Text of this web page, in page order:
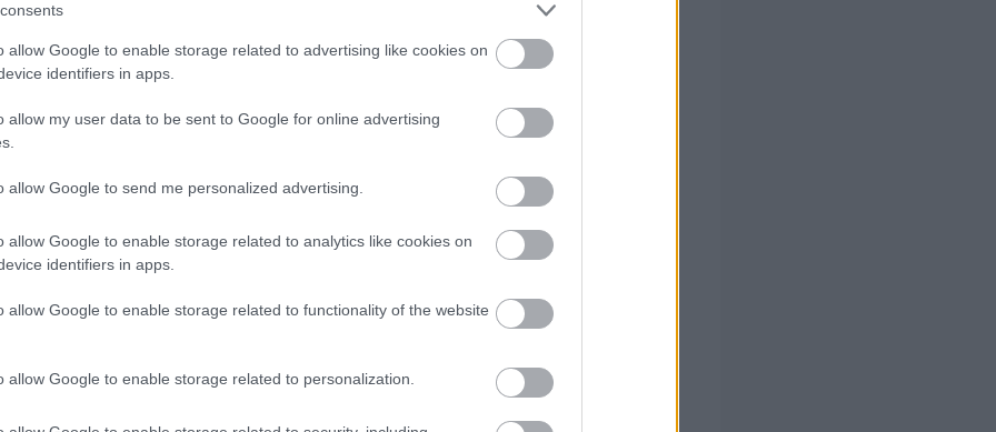
allow Google to enable storage related to advertising like cookies on
identifiers in apps.
allow my user data to be sent to Google for online advertising
allow Google to send me personalized advertising.
allow Google to enable storage related to analytics like cookies on
identifiers in apps.
allow Google to enable storage related to functionality of the website
allow Google to enable storage related to personalization.
το οποίο είναι τουλάχιστον1,70 μ. για τους άνδρεςκαι
1,63 μ. για τις γυναίκες , αμφότεροι/ες χωρίς υποδήματα.
Σύνταγμα, αφοσίωση στην Πατρίδα και δεν πρεσβεύουν
τους υποχρεώσεις κατά το χρόνο
συμμετοχής στον διαγωνισμό. Δεν γίνονται δεκτοί υποψήφιοι,
απαλλαγεί νόμιμα από αυτές.
οποτεδήποτε των πολιτικών δικαιωμάτων τους, έστω και αν